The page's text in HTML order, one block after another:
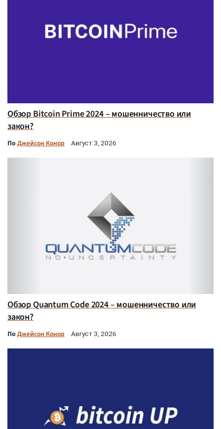
Обзор Bitcoin Prime 2024 – мошенничество или
закон?
По Джейсон Конор Август 3, 2026
Обзор Quantum Code 2024 – мошенничество или
закон?
По Джейсон Конор Август 3, 2026